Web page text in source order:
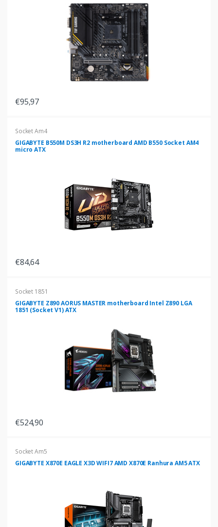
€95,97
Socket Am4
GIGABYTE B550M DS3H R2 motherboard AMD B550 Socket AM4
micro ATX
€84,64
Socket 1851
GIGABYTE Z890 AORUS MASTER motherboard Intel Z890 LGA
1851 (Socket V1) ATX
€524,90
Socket Am5
GIGABYTE X870E EAGLE X3D WIFI7 AMD X870E Ranhura AM5 ATX